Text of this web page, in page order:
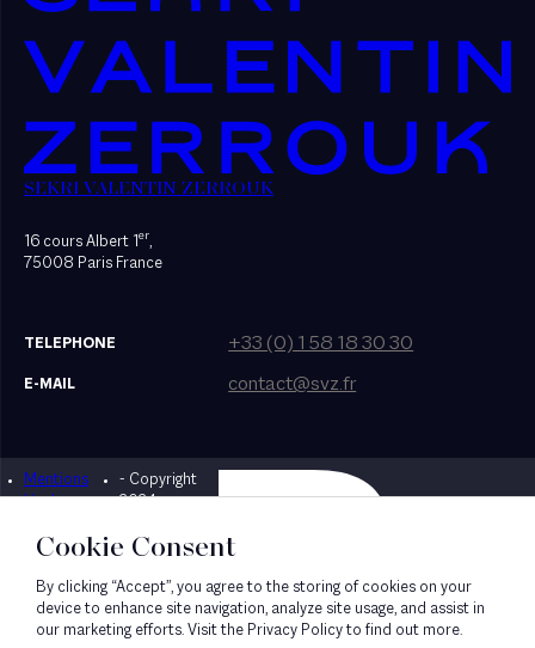
SEKRI VALENTIN ZERROUK
16 cours Albert 1er,
75008 Paris France
TELEPHONE +33 (0) 1 58 18 30 30
E-MAIL contact@svz.fr
Mentions
légales
- Copyright
2024
Designed by Bonhomme
Cookie Consent
By clicking “Accept”, you agree to the storing of cookies on your
device to enhance site navigation, analyze site usage, and assist in
our marketing efforts. Visit the Privacy Policy to find out more.